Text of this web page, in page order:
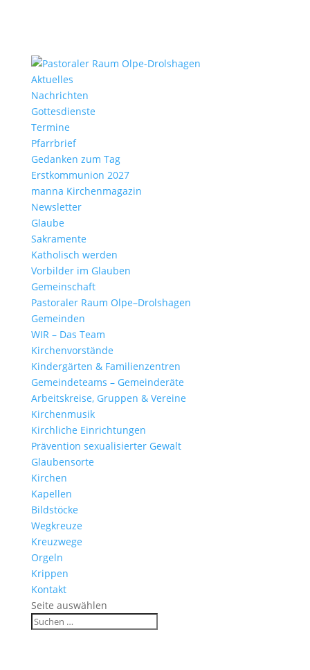
Aktu­elles
Nach­richten
Gottes­dienste
Termine
Pfarr­brief
Gedanken zum Tag
Erst­kom­mu­nion 2027
manna Kirchen­ma­gazin
News­letter
Glaube
Sakra­mente
Katho­lisch werden
Vorbilder im Glauben
Gemein­schaft
Pasto­raler Raum Olpe–Drolshagen
Gemeinden
WIR – Das Team
Kirchen­vor­stände
Kinder­gärten & Familienzentren
Gemein­de­teams – Gemeinderäte
Arbeits­kreise, Gruppen & Vereine
Kirchen­musik
Kirch­liche Einrichtungen
Präven­tion sexua­li­sierter Gewalt
Glau­ben­s­orte
Kirchen
Kapellen
Bild­stöcke
Wegkreuze
Kreuz­wege
Orgeln
Krippen
Kontakt
Seite auswählen